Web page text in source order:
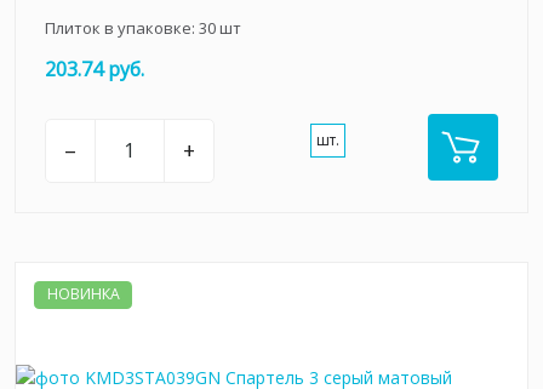
Плиток в упаковке: 30шт
203.74 руб.
– + шт.
НОВИНКА